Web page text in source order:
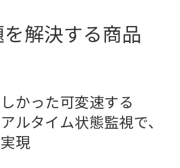
解決する商品
かった可変速する
ルタイム状態監視で、
現